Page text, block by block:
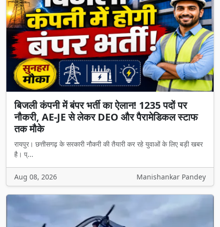
बिजली कंपनी में बंपर भर्ती का ऐलान! 1235 पदों पर
नौकरी, AE-JE से लेकर DEO और पैरामेडिकल स्टाफ
तक मौके
रायपुर। छत्तीसगढ़ के सरकारी नौकरी की तैयारी कर रहे युवाओं के लिए बड़ी खबर
है। प्...
Aug 08, 2026 Manishankar Pandey